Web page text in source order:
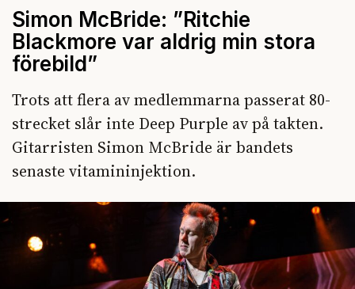
Simon McBride: ”Ritchie
Blackmore var aldrig min stora
förebild”
Trots att flera av medlemmarna passerat 80-
strecket slår inte Deep Purple av på takten.
Gitarristen Simon McBride är bandets
senaste vitamininjektion.